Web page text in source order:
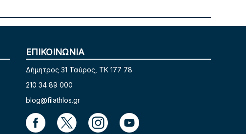
ΕΠΙΚΟΙΝΩΝΙΑ
Δήμητρος 31 Ταύρος, TK 177 78
210 34 89 000
blog@filathlos.gr